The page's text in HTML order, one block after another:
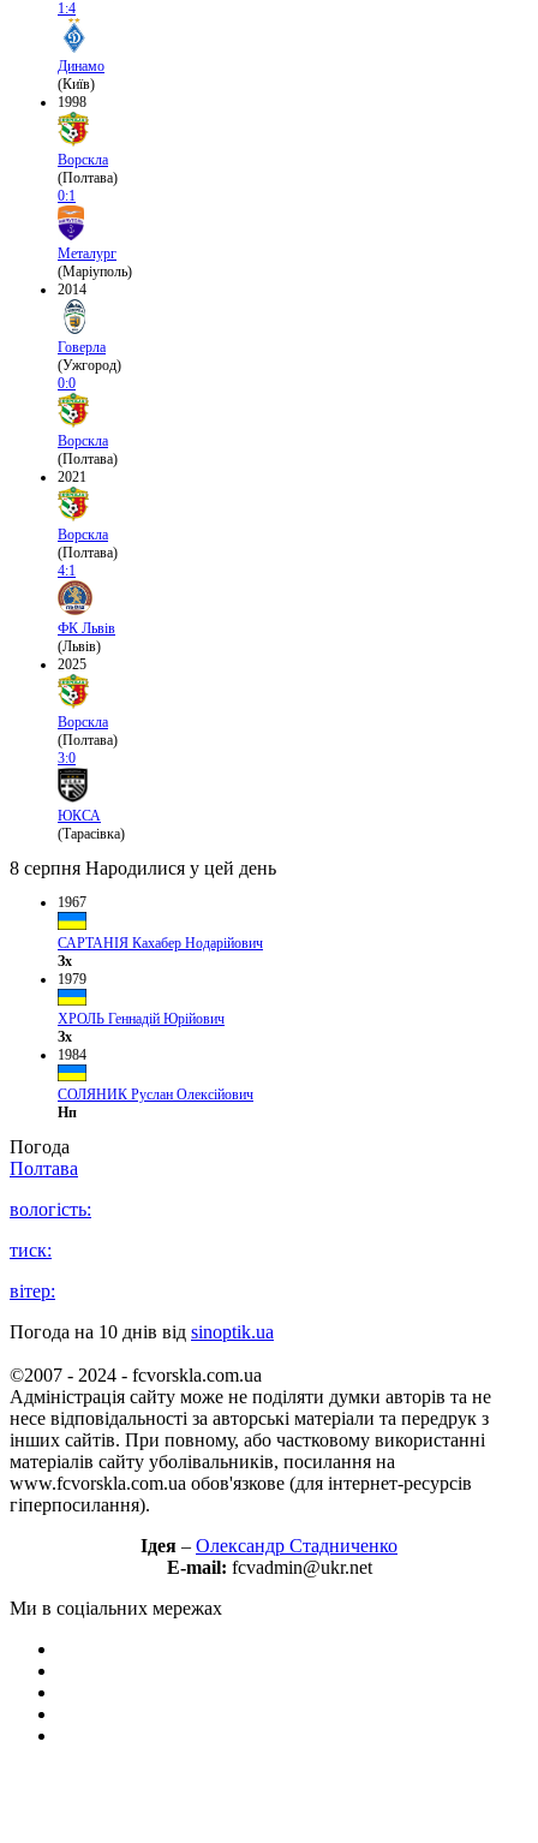
1:4
Динамо
(Київ)
1998
Ворскла
(Полтава)
0:1
Металург
(Маріуполь)
2014
Говерла
(Ужгород)
0:0
Ворскла
(Полтава)
2021
Ворскла
(Полтава)
4:1
ФК Львів
(Львів)
2025
Ворскла
(Полтава)
3:0
ЮКСА
(Тарасівка)
8 серпня Народилися у цей день
1967
САРТАНІЯ Кахабер Нодарійович
Зх
1979
ХРОЛЬ Геннадій Юрійович
Зх
1984
СОЛЯНИК Руслан Олексійович
Нп
Погода
Полтава
вологість:
тиск:
вітер:
Погода на 10 днів від sinoptik.ua
©2007 - 2024 - fcvorskla.com.ua
Адміністрація сайту може не поділяти думки авторів та не
несе відповідальності за авторські матеріали та передрук з
інших сайтів. При повному, або частковому використанні
матеріалів сайту уболівальників, посилання на
www.fcvorskla.com.ua обов'язкове (для інтернет-ресурсів
гіперпосилання).
Ідея – Олександр Стадниченко
E-mail: fcvadmin@ukr.net
Ми в соціальних мережах